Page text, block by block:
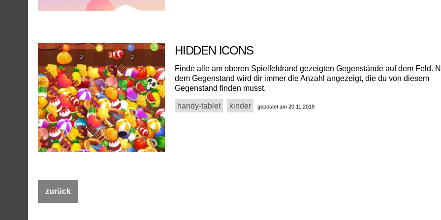
HIDDEN ICONS
Finde alle am oberen Spielfeldrand gezeigten Gegenstände auf dem Feld.
dem Gegenstand wird dir immer die Anzahl angezeigt, die du von diesem
Gegenstand finden musst.
handy-tablet kinder gepostet am 20.11.2019
zurück